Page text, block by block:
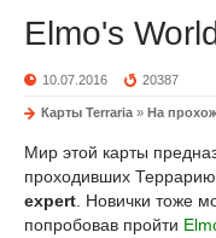
Elmo's
10.07.2016 20387
Карты Terraria » На
Мир этой карты
проходивших
expert . Новички тоже
попробовав пройти